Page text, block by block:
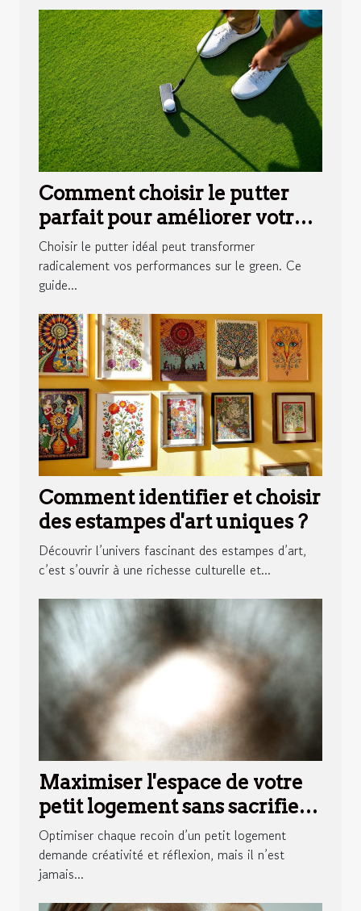
Comment choisir le putter
parfait pour améliorer votre
jeu ?
Choisir le putter idéal peut transformer
radicalement vos performances sur le green. Ce
guide...
Comment identifier et choisir
des estampes d'art uniques ?
Découvrir l’univers fascinant des estampes d’art,
c’est s’ouvrir à une richesse culturelle et...
Maximiser l'espace de votre
petit logement sans sacrifier
le style
Optimiser chaque recoin d’un petit logement
demande créativité et réflexion, mais il n’est
jamais...